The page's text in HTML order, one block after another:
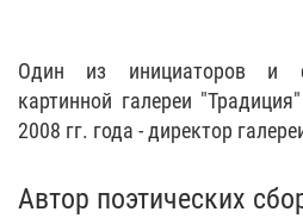
Один из инициаторов и
картинной галереи
2008 гг. года - директор
Автор поэтических